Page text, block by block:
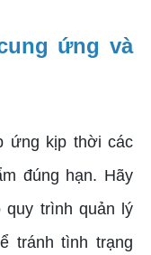
ứng và
ứng kịp thời các
đúng hạn. Hãy
quy trình quản lý
tránh tình trạng